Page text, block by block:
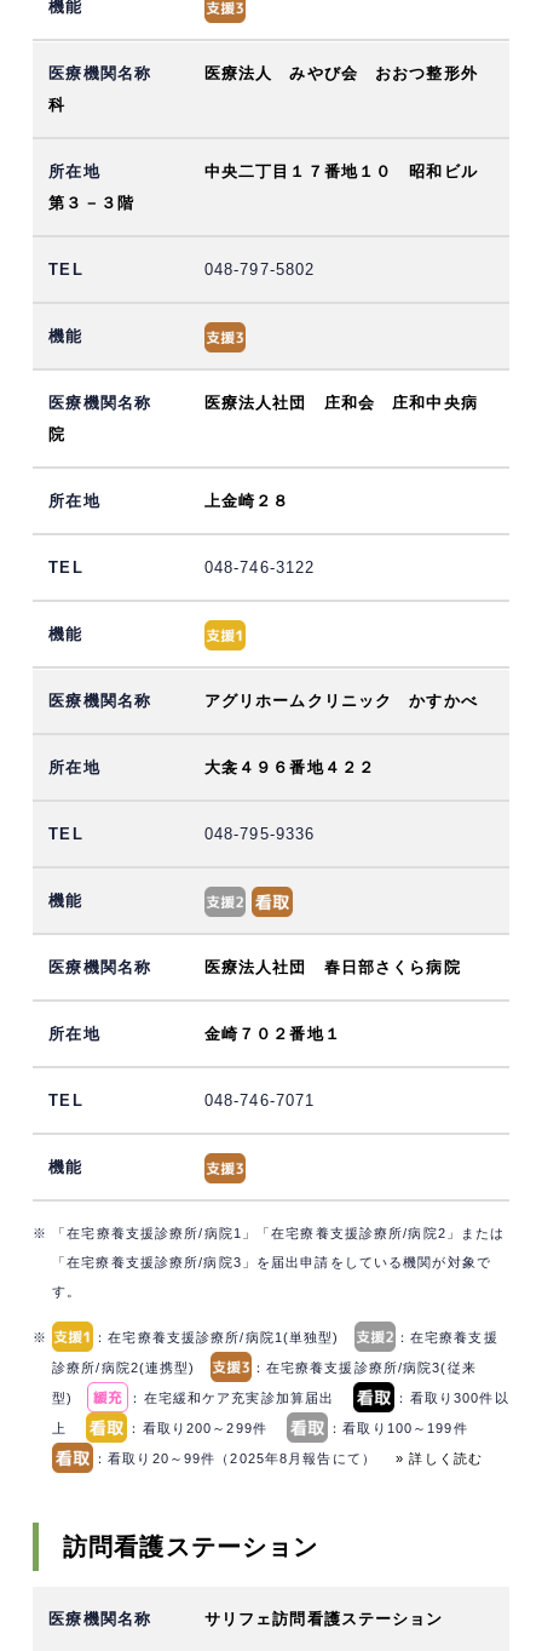
医療法人 みやび会 おおつ整形外
科
中央二丁目１７番地１０ 昭和ビル
第３－３階
048-797-5802
医療法人社団 庄和会 庄和中央病
院
上金崎２８
048-746-3122
アグリホームクリニック かすかべ
大衾４９６番地４２２
048-795-9336
医療法人社団 春日部さくら病院
金崎７０２番地１
048-746-7071
※ 「在宅療養支援診療所/病院1」「在宅療養支援診療所/病院2」または
「在宅療養支援診療所/病院3」を届出申請をしている機関が対象で
す。
※ ：在宅療養支援診療所/病院1(単独型) ：在宅療養支援
診療所/病院2(連携型) ：在宅療養支援診療所/病院3(従来
型) ：在宅緩和ケア充実診加算届出 ：看取り300件以
上 ：看取り200～299件 ：看取り100～199件
：看取り20～99件（2025年8月報告にて）» 詳しく読む
訪問看護ステーション
サリフェ訪問看護ステーション